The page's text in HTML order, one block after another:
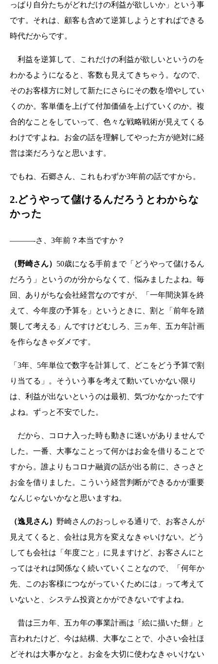
っぱり自分たちがどれだけの利益が欲しいか」という事
です。それは、顧客も含めて逆算しようとすればできる
時代だからです。
利益を逆算して、これだけの利益が欲しいというのを
わかるようになると、客数も見えてきちゃう。なので、
そのお客様方に対して新たにさらにその数を増やしてい
くのか。客単価を上げて付加価値を上げていくのか。複
合的なことをしていって、色々な戦略戦術が見えてくる
わけですよね。お金の話を理解してやった方が絶対に経
営は楽だろうなと思います。
でもね、石郷さん、これもわずか3年前の話ですから。
2.どうやって儲けるんだろうとわからな
かった
———-さ、3年前？本当ですか？
（野崎さん） 50歳になる手前まで「どうやって儲けるん
だろう」というのが分からなくて、悩みましたよね。毎
回、ありがちな会社経営なのですが、「一年間決算を終
えて、今年度の予算を」というときに、割と「前年を踏
襲して考える」んですけどむしろ、三ヵ年、五カ年計画
を作らなきゃダメです。
「3年、5年単位で数字を計算して、どこをどう予算で割
り当てる」。そういう事を考えて動いていかない限り
は、利益が出ないというのは最初、気づかなかったです
よね。ずっと不安でした。
だから、コロナ入った時も動きに迷いがありませんで
した。一番、大事なことって何かはお金を借りることで
すから。誰よりもコロナ融資の話が出る前に、さっさと
お金を借りました。こういう経営判断ができるかが重要
なんじゃないかなと思いますね。
（逸見さん） 野崎さんのおっしゃる通りで、お客さんが
見えてくると、会社は見方を変えなきゃいけない。どう
しても会社は「年度ごと」に見ますけど、お客さんにと
ってはそれは関係なく続いていくことなので、「何年か
先、このお客様につながっていくためには」って考えて
いないと、システム投資とかができないですよね。
昔は三カ年、五カ年の事業計画は「絵に描いた餅」と
言われたけど、今は結構、大事なことで、小さい会社ほ
どそれは大事かなと。お金を大切に使わなきゃいけない